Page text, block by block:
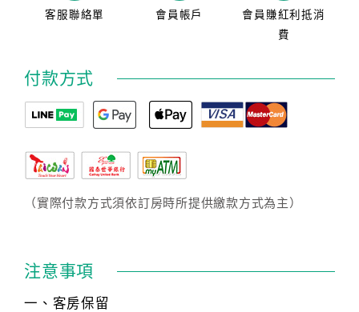
客服聯絡單 會員帳戶
會員賺紅利抵消
費
付款方式
（實際付款方式須依訂房時所提供繳款方式為主）
注意事項
一、客房保留